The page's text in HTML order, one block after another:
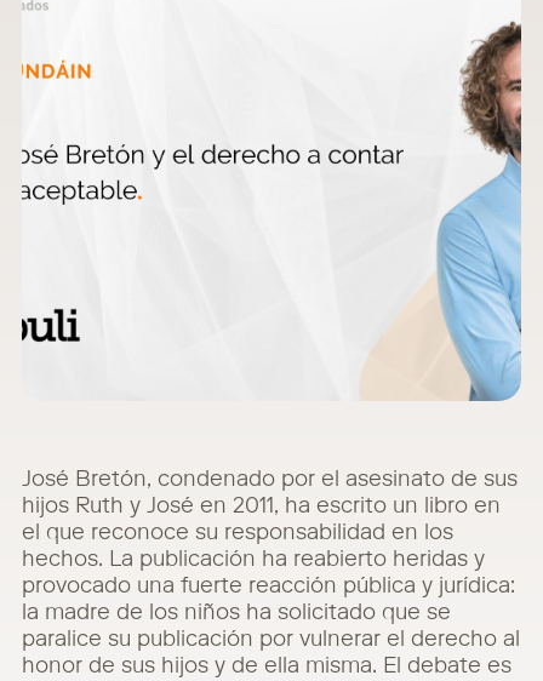
José Bretón, condenado por el asesinato de sus
hijos Ruth y José en 2011, ha escrito un libro en
el que reconoce su responsabilidad en los
hechos. La publicación ha reabierto heridas y
provocado una fuerte reacción pública y jurídica:
la madre de los niños ha solicitado que se
paralice su publicación por vulnerar el derecho al
honor de sus hijos y de ella misma. El debate es